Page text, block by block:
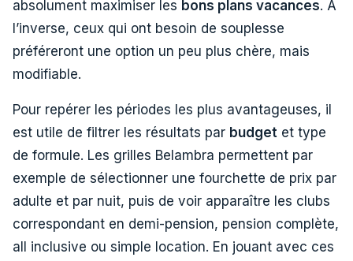
absolument maximiser les bons plans vacances. À
l’inverse, ceux qui ont besoin de souplesse
préféreront une option un peu plus chère, mais
modifiable.
Pour repérer les périodes les plus avantageuses, il
est utile de filtrer les résultats par budget et type
de formule. Les grilles Belambra permettent par
exemple de sélectionner une fourchette de prix par
adulte et par nuit, puis de voir apparaître les clubs
correspondant en demi-pension, pension complète,
all inclusive ou simple location. En jouant avec ces